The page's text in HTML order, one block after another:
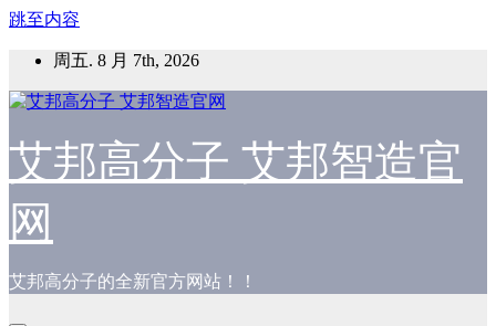
跳至内容
周五. 8 月 7th, 2026
艾邦高分子 艾邦智造官
网
艾邦高分子的全新官方网站！！